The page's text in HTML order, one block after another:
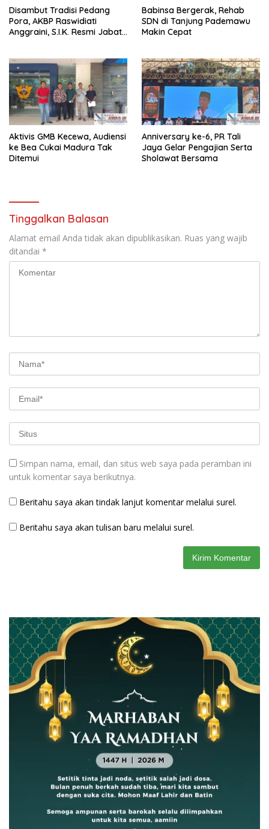
Disambut Tradisi Pedang
Pora, AKBP Raswidiati
Anggraini, S.I.K. Resmi Jabat
Babinsa Bergerak, Rehab
SDN di Tanjung Pademawu
Makin Cepat
Aktivis GMB Kecewa, Audiensi
ke Bea Cukai Madura Tak
Ditemui
Anniversary ke-6, PR Tali
Jaya Gelar Pengajian Serta
Sholawat Bersama
Tinggalkan Balasan
Alamat email Anda tidak akan dipublikasikan. Ruas yang wajib
ditandai *
Simpan nama, email, dan situs web saya pada peramban ini
untuk komentar saya berikutnya.
Beritahu saya akan tindak lanjut komentar melalui surel.
Beritahu saya akan tulisan baru melalui surel.